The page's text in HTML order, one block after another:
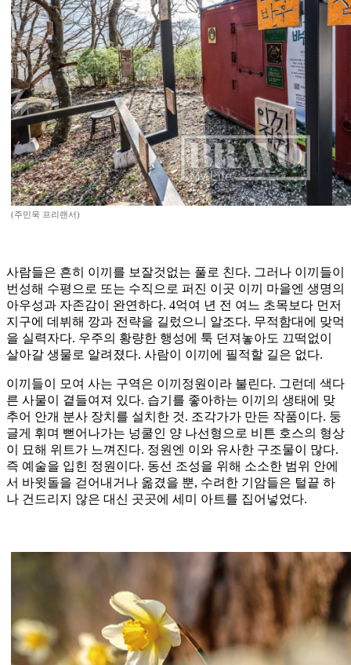
(주민욱 프리랜서)
사람들은 흔히 이끼를 보잘것없는 풀로 친다. 그러나 이끼들이
번성해 수평으로 또는 수직으로 퍼진 이곳 이끼 마을엔 생명의
아우성과 자존감이 완연하다. 4억여 년 전 여느 초목보다 먼저
지구에 데뷔해 깡과 전략을 길렀으니 알조다. 무적함대에 맞먹
을 실력자다. 우주의 황량한 행성에 툭 던져놓아도 끄떡없이
살아갈 생물로 알려졌다. 사람이 이끼에 필적할 길은 없다.
이끼들이 모여 사는 구역은 이끼정원이라 불린다. 그런데 색다
른 사물이 곁들여져 있다. 습기를 좋아하는 이끼의 생태에 맞
추어 안개 분사 장치를 설치한 것. 조각가가 만든 작품이다. 둥
글게 휘며 뻗어나가는 넝쿨인 양 나선형으로 비튼 호스의 형상
이 묘해 위트가 느껴진다. 정원엔 이와 유사한 구조물이 많다.
즉 예술을 입힌 정원이다. 동선 조성을 위해 소소한 범위 안에
서 바윗돌을 걷어내거나 옮겼을 뿐, 수려한 기암들은 털끝 하
나 건드리지 않은 대신 곳곳에 세미 아트를 집어넣었다.